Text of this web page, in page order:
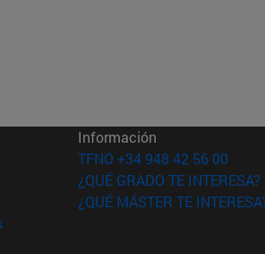
ventana)
ventana)
nueva ventana)
(abre en nueva ventana)
en nueva ventana)
Información
TFNO +34 948 42 56 00
¿QUÉ GRADO TE INTERESA?
¿QUÉ MÁSTER TE